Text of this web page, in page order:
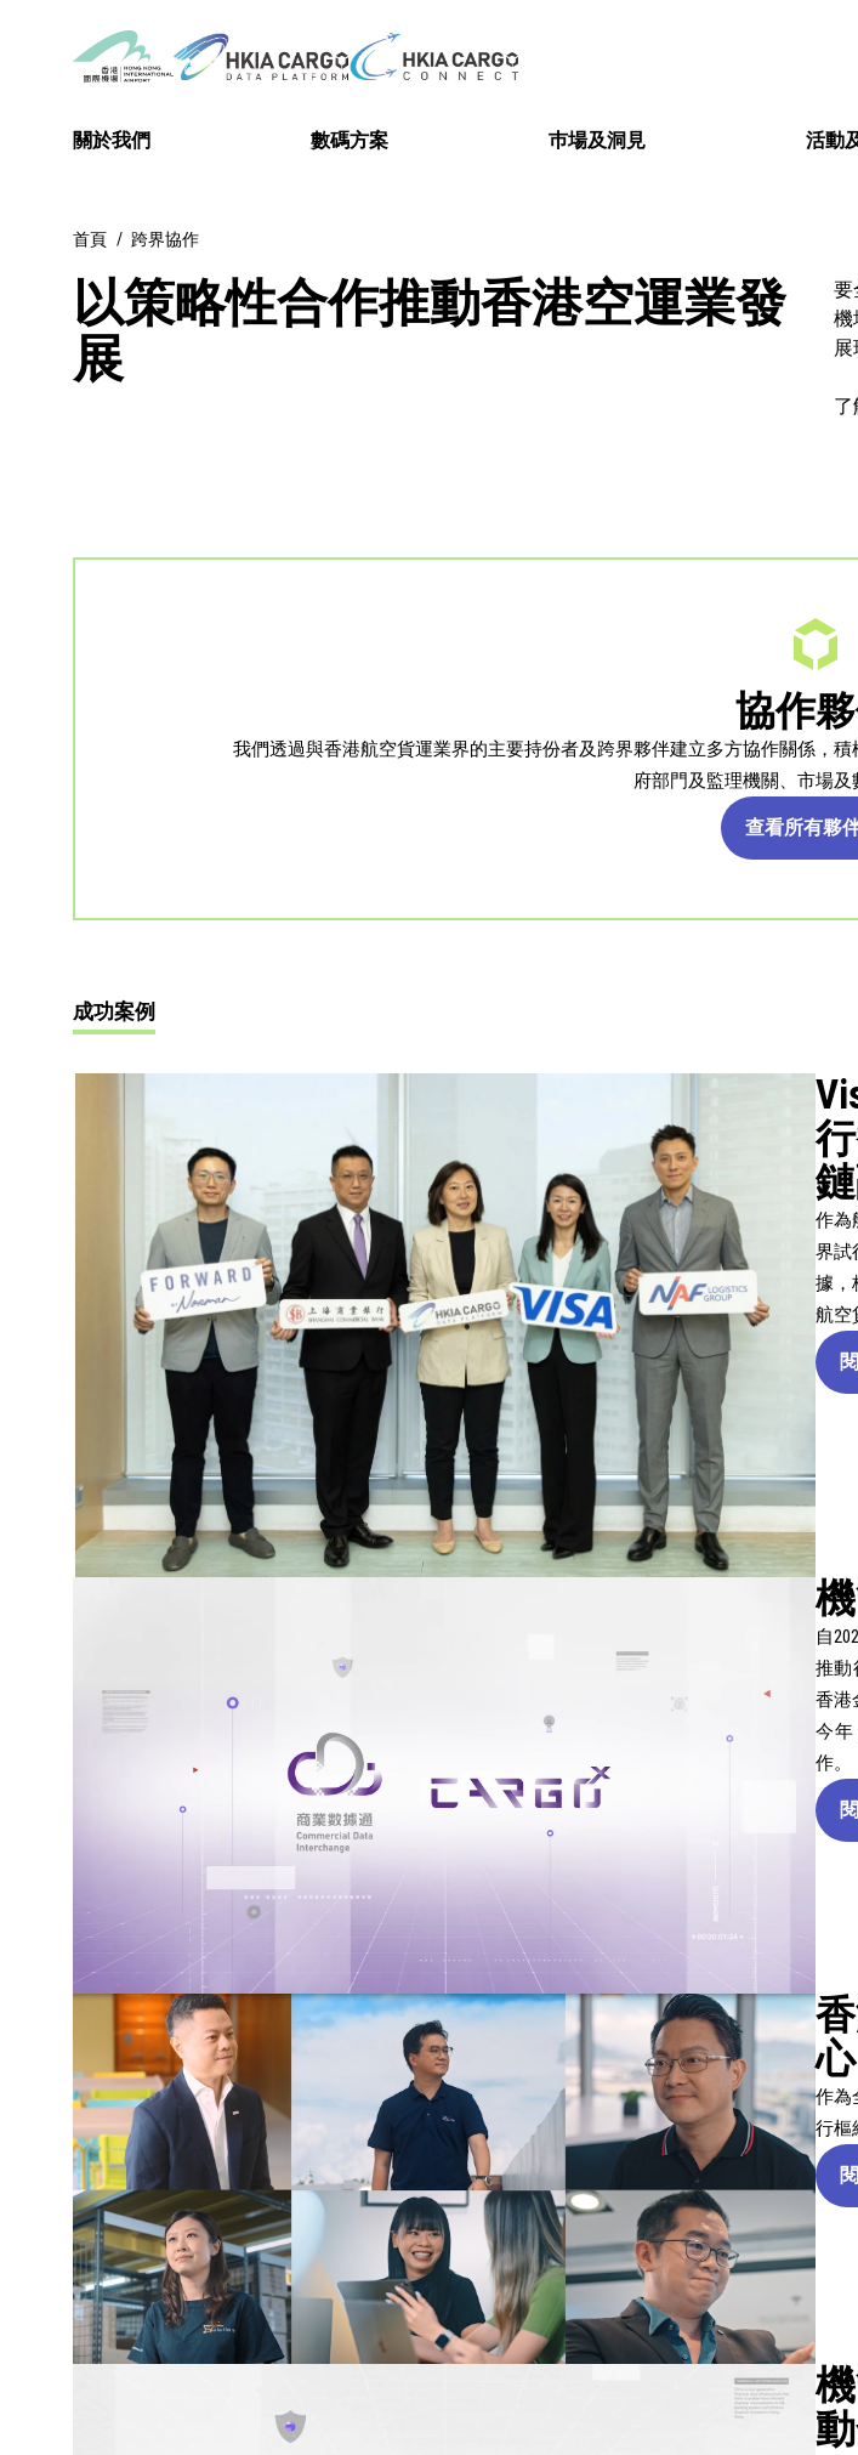
關於我們 數碼方案 巿場及洞見 活動
首頁 跨界協作
以策略性合作推動香港空運業發
展
要
機
展
了
協作
我們透過與香港航空貨運業界的主要持份者及跨界夥伴建立多方協作關係，
府部門及監理機關、市場及
查看所有夥
成功案例
作為
界試
據，
航空
自
推動
香港
今年
作。
心
作為
行樞